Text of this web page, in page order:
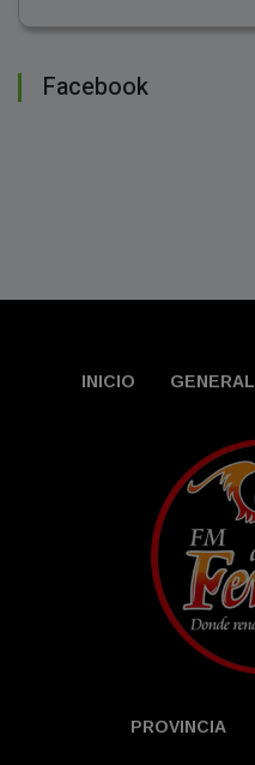
Facebook
INICIO GENERAL
PROVINCIA